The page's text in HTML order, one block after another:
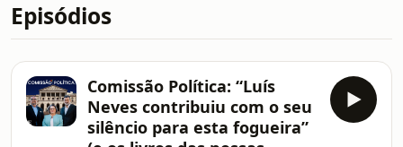
Episódios
Comissão Política: “Luís
Neves contribuiu com o seu
silêncio para esta fogueira”